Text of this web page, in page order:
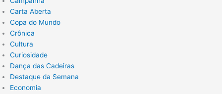
Carta Aberta
Copa do Mundo
Crônica
Cultura
Curiosidade
Dança das Cadeiras
Destaque da Semana
Economia